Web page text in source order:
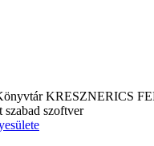
KRESZNERICS
szabad szoftver